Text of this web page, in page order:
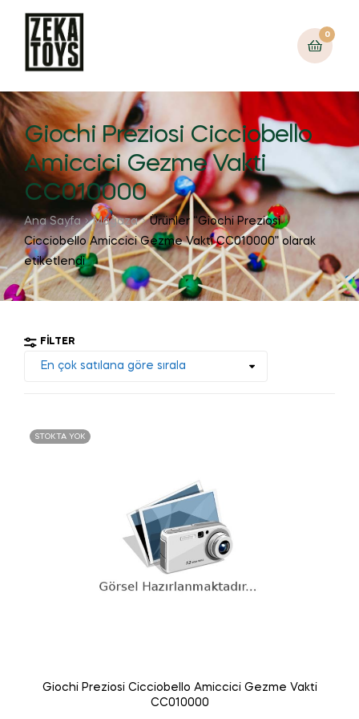
0
Giochi Preziosi Cicciobello
Amiccici Gezme Vakti
CC010000
Ana Sayfa Mağaza
Ürünler “Giochi Preziosi
Cicciobello Amiccici Gezme Vakti CC010000” olarak
etiketlendi
FILTER
STOKTA YOK
Giochi Preziosi Cicciobello Amiccici Gezme Vakti
CC010000